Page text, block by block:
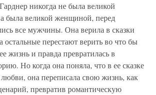
никогда не была великой
была великой женщиной, перед
все мужчины. Она верила в сказки
остальные перестают верить во что бы
жизнь и правда превратилась в
Но когда она поняла, что в ее сказке
любви, она переписала свою жизнь, как
превратив романтическую